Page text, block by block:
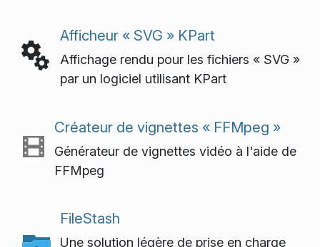
Afficheur « SVG » KPart
Affichage rendu pour les fichiers « SVG »
par un logiciel utilisant KPart
Créateur de vignettes « FFMpeg »
Générateur de vignettes vidéo à l'aide de
FFMpeg
FileStash
Une solution légère de prise en charge